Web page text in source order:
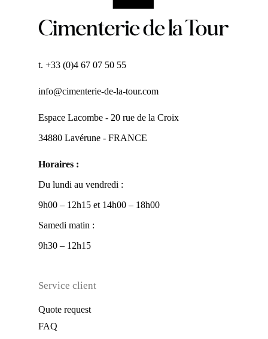
t. +33 (0)4 67 07 50 55
info@cimenterie-de-la-tour.com
Espace Lacombe - 20 rue de la Croix
34880 Lavérune - FRANCE
Horaires :
Du lundi au vendredi :
9h00 – 12h15 et 14h00 – 18h00
Samedi matin :
9h30 – 12h15
Service client
Quote request
FAQ